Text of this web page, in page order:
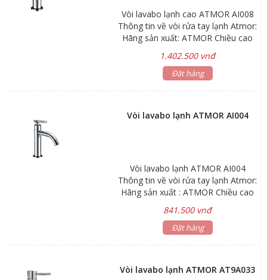
Vòi lavabo lạnh cao ATMOR AI008
Thông tin về vòi rửa tay lạnh Atmor:
Hãng sản xuất: ATMOR Chiều cao
miệng vòi: 165mm Lớp xi mạ:
chrome Bảo hành: sen vòi 3 năm,
phụ kiện 1 năm
1.402.500 vnđ
Đặt hàng
Vòi lavabo lạnh ATMOR AI004
Vòi lavabo lạnh ATMOR AI004
Thông tin về vòi rửa tay lạnh Atmor:
Hãng sản xuất : ATMOR Chiều cao
miệng vòi 65mm Lớp mạ xi chrome
Chất liệu đồng Bảo hành: sen vòi 3
năm, phụ kiện 1 năm
841.500 vnđ
Đặt hàng
Vòi lavabo lạnh ATMOR AT9A033